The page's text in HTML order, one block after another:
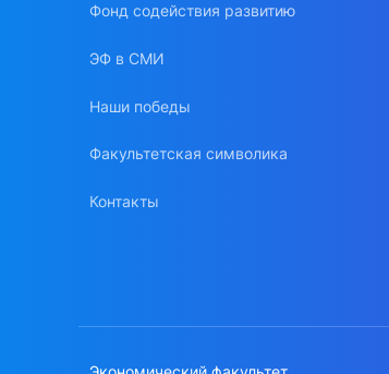
Фонд содействия развитию
ЭФ в СМИ
Наши победы
Факультетская символика
Контакты